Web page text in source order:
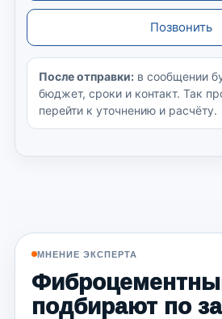
Позвонить
После отправки: в сообщении
бюджет, сроки и контакт. Так
перейти к уточнению и расчёту.
МНЕНИЕ ЭКСПЕРТА
подбирают по